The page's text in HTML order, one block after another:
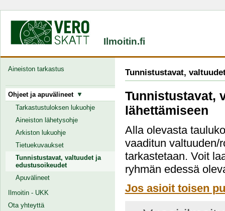
Ilmoitin.fi
Aineiston tarkastus
Ohjeet ja apuvälineet
Tarkastustuloksen lukuohje
Aineiston lähetysohje
Arkiston lukuohje
Tietuekuvaukset
Tunnistustavat, valtuudet ja
edustusoikeudet
Apuvälineet
Ilmoitin - UKK
Ota yhteyttä
Tunnistustavat,
Tunnistustavat,
lähettämiseen
Alla olevasta
vaaditun valtuuden/
tarkastetaan. Voit
ryhmän edessä
Jos asioit toisen